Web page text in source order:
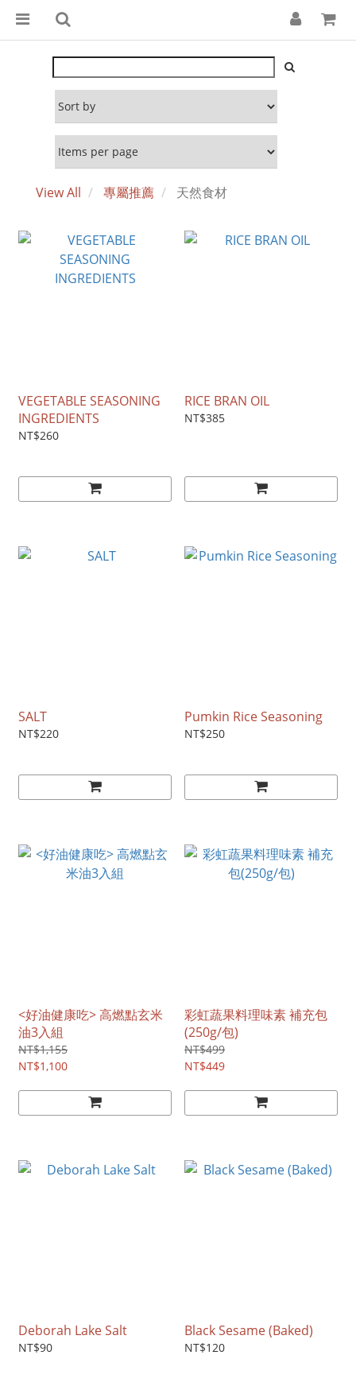
View All 專屬推薦 天然食材
VEGETABLE SEASONING
INGREDIENTS
NT$260
RICE BRAN OIL
NT$385
SALT
NT$220
Pumkin Rice Seasoning
NT$250
<好油健康吃> 高燃點玄米
油3入組
NT$1,155
NT$1,100
彩虹蔬果料理味素 補充包
(250g/包)
NT$499
NT$449
Deborah Lake Salt
NT$90
Black Sesame (Baked)
NT$120